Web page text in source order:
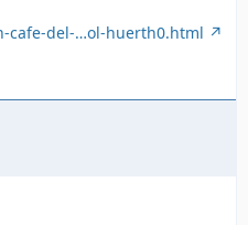
cafe-del-…ol-huerth0.html